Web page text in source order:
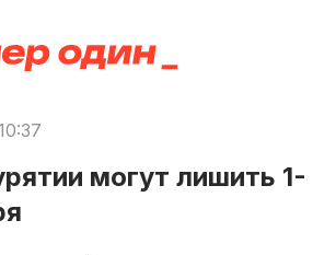
могут лишить 1-